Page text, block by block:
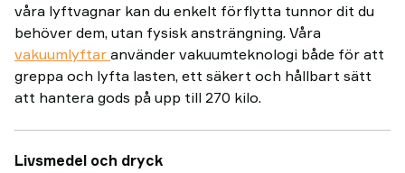
våra lyftvagnar kan du enkelt förflytta tunnor dit du
behöver dem, utan fysisk ansträngning. Våra
vakuumlyftar använder vakuumteknologi både för att
greppa och lyfta lasten, ett säkert och hållbart sätt
att hantera gods på upp till 270 kilo.
Livsmedel och dryck